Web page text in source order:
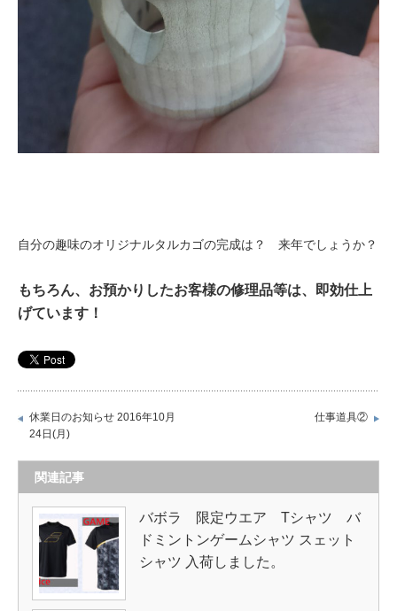
自分の趣味のオリジナルタルカゴの完成は？ 来年でしょうか？
もちろん、お預かりしたお客様の修理品等は、即効仕上
げています！
休業日のお知らせ 2016年10月
24日(月)
仕事道具②
関連記事
バボラ 限定ウエア Tシャツ バ
ドミントンゲームシャツ スェット
シャツ 入荷しました。